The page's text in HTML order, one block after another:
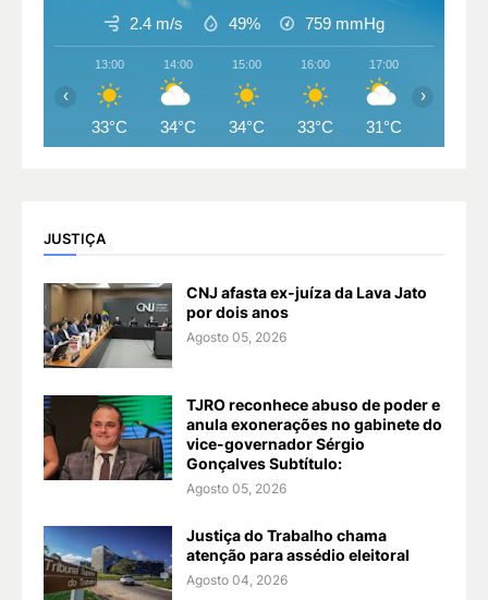
2.4 m/s 49% 759 mmHg
13:00
33°C
14:00
34°C
15:00
34°C
16:00
33°C
17:00
31°C
‹ ›
JUSTIÇA
CNJ afasta ex-juíza da Lava Jato
por dois anos
Agosto 05, 2026
TJRO reconhece abuso de poder e
anula exonerações no gabinete do
vice-governador Sérgio
Gonçalves Subtítulo:
Agosto 05, 2026
Justiça do Trabalho chama
atenção para assédio eleitoral
Agosto 04, 2026